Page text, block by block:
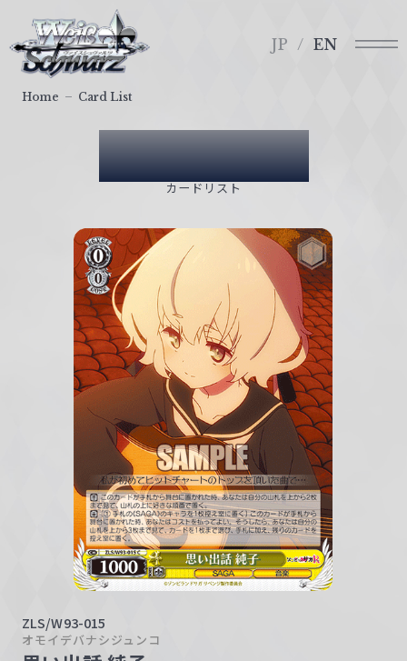
ァ
イ
JP EN
Card List
カードリスト
Home Card List
ZLS/W93-015
オモイデバナシジュンコ